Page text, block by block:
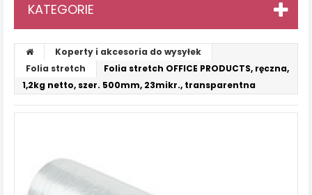
KATEGORIE
Koperty i akcesoria do wysyłek
Folia stretch
Folia stretch OFFICE PRODUCTS, ręczna,
1,2kg netto, szer. 500mm, 23mikr., transparentna